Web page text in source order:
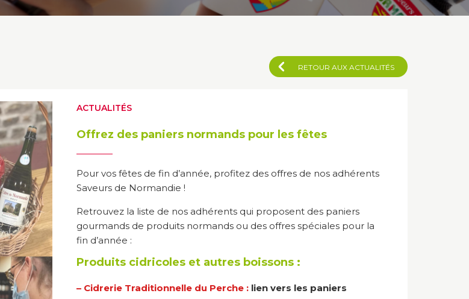
RETOUR AUX ACTUALITÉS
ACTUALITÉS
Offrez des paniers normands pour les fêtes
Pour vos fêtes de fin d’année, profitez des offres de nos adhérents
Saveurs de Normandie !
Retrouvez la liste de nos adhérents qui proposent des paniers
gourmands de produits normands ou des offres spéciales pour la
fin d’année :
Produits cidricoles et autres boissons :
– Cidrerie Traditionnelle du Perche : lien vers les paniers